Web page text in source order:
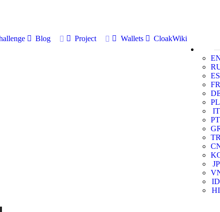
Blog Project Wallets
CloakWiki
ES
FR
PL
IT
PT
JP
ID
HI